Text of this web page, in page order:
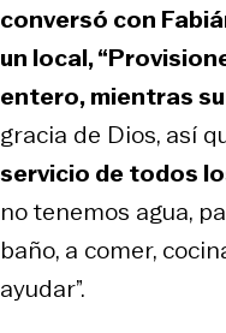
conversó con
un local,
entero, mientras
gracia de Dios, así
servicio de todos
no tenemos agua,
baño, a comer,
ayudar”.